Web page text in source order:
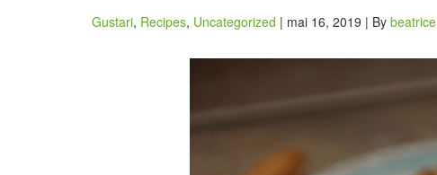
Gustari, Recipes, Uncategorized | mai 16, 2019 | By beatrice